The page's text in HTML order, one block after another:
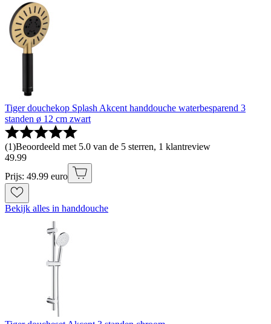
Tiger douchekop Splash Akcent handdouche waterbesparend 3
standen ø 12 cm zwart
(1)Beoordeeld met 5.0 van de 5 sterren, 1 klantreview
49.99
Prijs: 49.99 euro
Bekijk alles in handdouche